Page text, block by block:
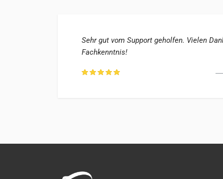
Sehr gut vom Support geholfen. Vielen
Fachkenntnis!